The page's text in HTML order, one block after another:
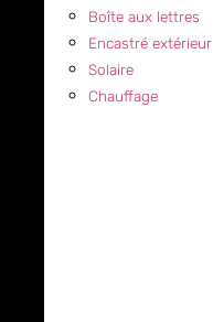
Boîte aux lettres
Encastré extérieur
Solaire
Chauffage